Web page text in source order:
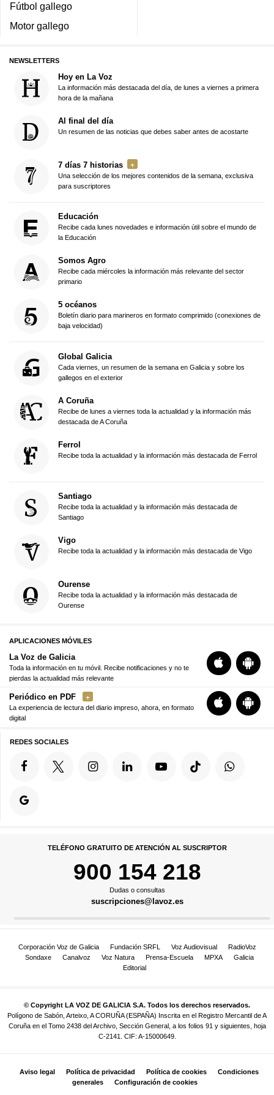
Fútbol gallego
Motor gallego
NEWSLETTERS
Hoy en La Voz
La información más destacada del día, de lunes a viernes a primera
hora de la mañana
Al final del día
Un resumen de las noticias que debes saber antes de acostarte
7 días 7 historias
Una selección de los mejores contenidos de la semana, exclusiva
para suscriptores
Educación
Recibe cada lunes novedades e información útil sobre el mundo de
la Educación
Somos Agro
Recibe cada miércoles la información más relevante del sector
primario
5 océanos
Boletín diario para marineros en formato comprimido (conexiones de
baja velocidad)
Global Galicia
Cada viernes, un resumen de la semana en Galicia y sobre los
gallegos en el exterior
A Coruña
Recibe de lunes a viernes toda la actualidad y la información más
destacada de A Coruña
Ferrol
Recibe toda la actualidad y la información más destacada de Ferrol
Santiago
Recibe toda la actualidad y la información más destacada de
Santiago
Vigo
Recibe toda la actualidad y la información más destacada de Vigo
Ourense
Recibe toda la actualidad y la información más destacada de
Ourense
APLICACIONES MÓVILES
La Voz de Galicia
Toda la información en tu móvil. Recibe notificaciones y no te
pierdas la actualidad más relevante
Periódico en PDF
La experiencia de lectura del diario impreso, ahora, en formato
digital
REDES SOCIALES
TELÉFONO GRATUITO DE ATENCIÓN AL SUSCRIPTOR
900 154 218
Dudas o consultas
suscripciones@lavoz.es
Corporación Voz de Galicia Fundación SRFL Voz Audiovisual
RadioVoz
Sondaxe
Canalvoz Voz Natura Prensa-Escuela MPXA
Galicia
Editorial
© Copyright LA VOZ DE GALICIA S.A. Todos los derechos reservados.
Polígono de Sabón, Arteixo, A CORUÑA (ESPAÑA) Inscrita en el Registro Mercantil de A
Coruña en el Tomo 2438 del Archivo, Sección General, a los folios 91 y siguientes, hoja
C-2141. CIF: A-15000649.
Aviso legal Política de privacidad Política de cookies
Condiciones
generales
Configuración de cookies